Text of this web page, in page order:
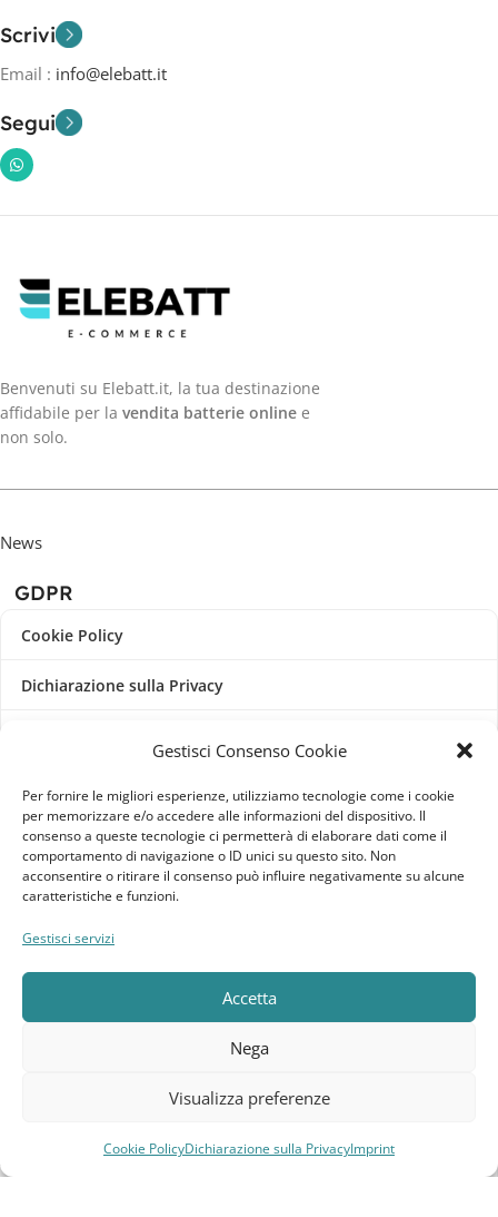
Gestisci Consenso Cookie
Per fornire le migliori esperienze, utilizziamo tecnologie come i cookie
per memorizzare e/o accedere alle informazioni del dispositivo. Il
consenso a queste tecnologie ci permetterà di elaborare dati come il
comportamento di navigazione o ID unici su questo sito. Non
acconsentire o ritirare il consenso può influire negativamente su alcune
caratteristiche e funzioni.
Gestisci servizi
Accetta
Nega
Visualizza preferenze
Cookie PolicyDichiarazione sulla PrivacyImprint
Scrivi
Email : info@elebatt.it
Segui
Benvenuti su Elebatt.it, la tua destinazione
affidabile per la vendita batterie online e
non solo.
News
GDPR
Cookie Policy
Dichiarazione sulla Privacy
Disconoscimento
Pagine Dedicate
Raffrescatori Evaporativi Industriali
Lista dei desideri
CarrelloMenu